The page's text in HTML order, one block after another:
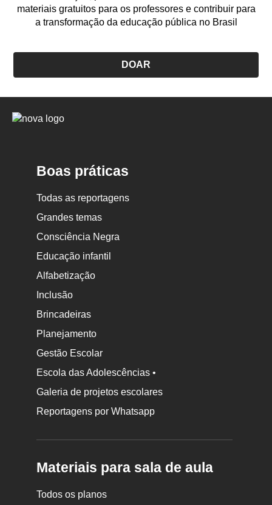
materiais gratuitos para os professores e contribuir para
a transformação da educação pública no Brasil
DOAR
Logo
Boas práticas
Todas as reportagens
Grandes temas
Consciência Negra
Educação infantil
Alfabetização
Inclusão
Brincadeiras
Planejamento
Gestão Escolar
Escola das Adolescências •
Galeria de projetos escolares
Reportagens por Whatsapp
Materiais para sala de aula
Todos os planos